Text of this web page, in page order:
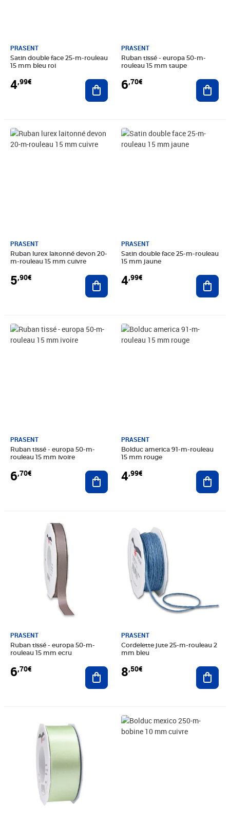
PRASENT
Satin double face 25-m-rouleau
15 mm bleu roi
4,99€ Ajouter au panier
PRASENT
Ruban tissé - europa 50-m-
rouleau 15 mm taupe
6,70€
PRASENT
Ruban lurex laitonné devon 20-
m-rouleau 15 mm cuivre
5,90€
Prix 5,90€
Ajouter au panier
PRASENT
Satin double face 25-m-rouleau
15 mm jaune
4,99€
Prix 4,99€
PRASENT
Ruban tissé - europa 50-m-
rouleau 15 mm ivoire
6,70€
Prix 6,70€
Ajouter au panier
PRASENT
Bolduc america 91-m-rouleau
15 mm rouge
4,99€
Prix 4,99€
PRASENT
Ruban tissé - europa 50-m-
rouleau 15 mm ecru
6,70€ Ajouter au panier
PRASENT
Cordelette jute 25-m-rouleau 2
mm bleu
8,50€
Prix 5,45€